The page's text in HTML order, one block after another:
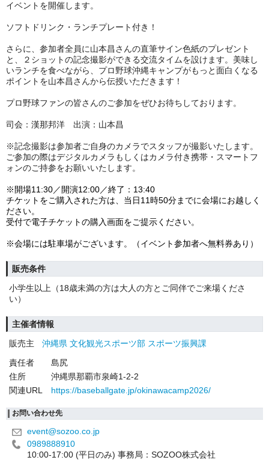
イベントを開催します。
ソフトドリンク・ランチプレート付き！
さらに、参加者全員に山本昌さんの直筆サイン色紙のプレゼント
と、２ショットの記念撮影ができる交流タイムを設けます。美味し
いランチを食べながら、プロ野球沖縄キャンプがもっと面白くなる
ポイントを山本昌さんから伝授いただきます！
プロ野球ファンの皆さんのご参加をぜひお待ちしております。
司会：漢那邦洋 出演：山本昌
※記念撮影は参加者ご自身のカメラでスタッフが撮影いたします。
ご参加の際はデジタルカメラもしくはカメラ付き携帯・スマートフ
ォンのご持参をお願いいたします。
※開場11:30／開演12:00／終了：13:40
チケットをご購入された方は、当日11時50分までに会場にお越しく
ださい。
受付で電子チケットの購入画面をご提示ください。
※会場には駐車場がございます。（イベント参加者へ無料券あり）
販売条件
小学生以上（18歳未満の方は大人の方とご同伴でご来場くださ
い）
主催者情報
販売主
沖縄県 ⽂化観光スポーツ部 スポーツ振興課
責任者
島尻
住所
沖縄県那覇市泉崎1-2-2
関連URL
https://baseballgate.jp/okinawacamp2026/
お問い合わせ先
event@sozoo.co.jp
0989888910
10:00-17:00 (平日のみ) 事務局：SOZOO株式会社